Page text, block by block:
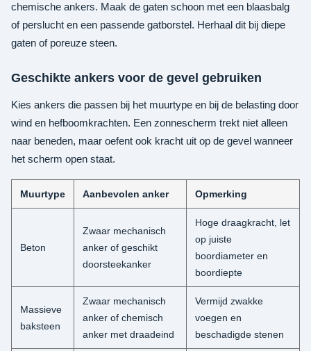
chemische ankers. Maak de gaten schoon met een blaasbalg
of perslucht en een passende gatborstel. Herhaal dit bij diepe
gaten of poreuze steen.
Geschikte ankers voor de gevel gebruiken
Kies ankers die passen bij het muurtype en bij de belasting door
wind en hefboomkrachten. Een zonnescherm trekt niet alleen
naar beneden, maar oefent ook kracht uit op de gevel wanneer
het scherm open staat.
Muurtype Aanbevolen anker Opmerking
Beton
Zwaar mechanisch
anker of geschikt
doorsteekanker
Hoge draagkracht, let
op juiste
boordiameter en
boordiepte
Massieve
baksteen
Zwaar mechanisch
anker of chemisch
anker met draadeind
Vermijd zwakke
voegen en
beschadigde stenen